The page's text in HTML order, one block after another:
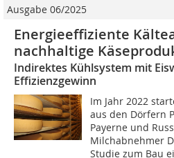
Ausgabe 06/2025
Energieeffiziente
nachhaltige
Indirektes Kühlsystem mit
Effizienzgewinn
Im Jahr 2022
aus den Dörfern
Payerne und
Milchabnehmer
Studie zum Bau